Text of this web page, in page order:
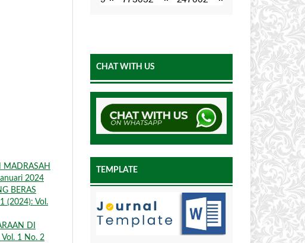
MADRASAH
2024
BERAS
(2024): Vol.
DI
1 No. 2
CHAT WITH US
TEMPLATE